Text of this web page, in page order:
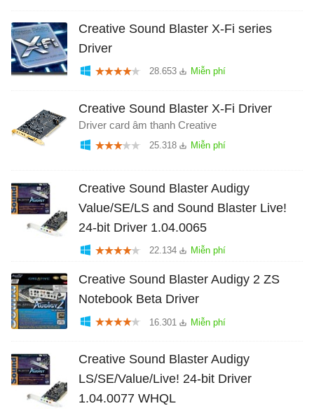
Creative Sound Blaster X-Fi series
Driver
28.653
Creative Sound Blaster X-Fi Driver
Driver card âm thanh Creative
25.318
Creative Sound Blaster Audigy
Value/SE/LS and Sound Blaster Live!
24-bit Driver 1.04.0065
22.134
Creative Sound Blaster Audigy 2 ZS
Notebook Beta Driver
16.301
Creative Sound Blaster Audigy
LS/SE/Value/Live! 24-bit Driver
1.04.0077 WHQL